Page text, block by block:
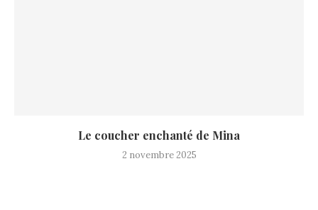
Le coucher enchanté de Mina
2 novembre 2025